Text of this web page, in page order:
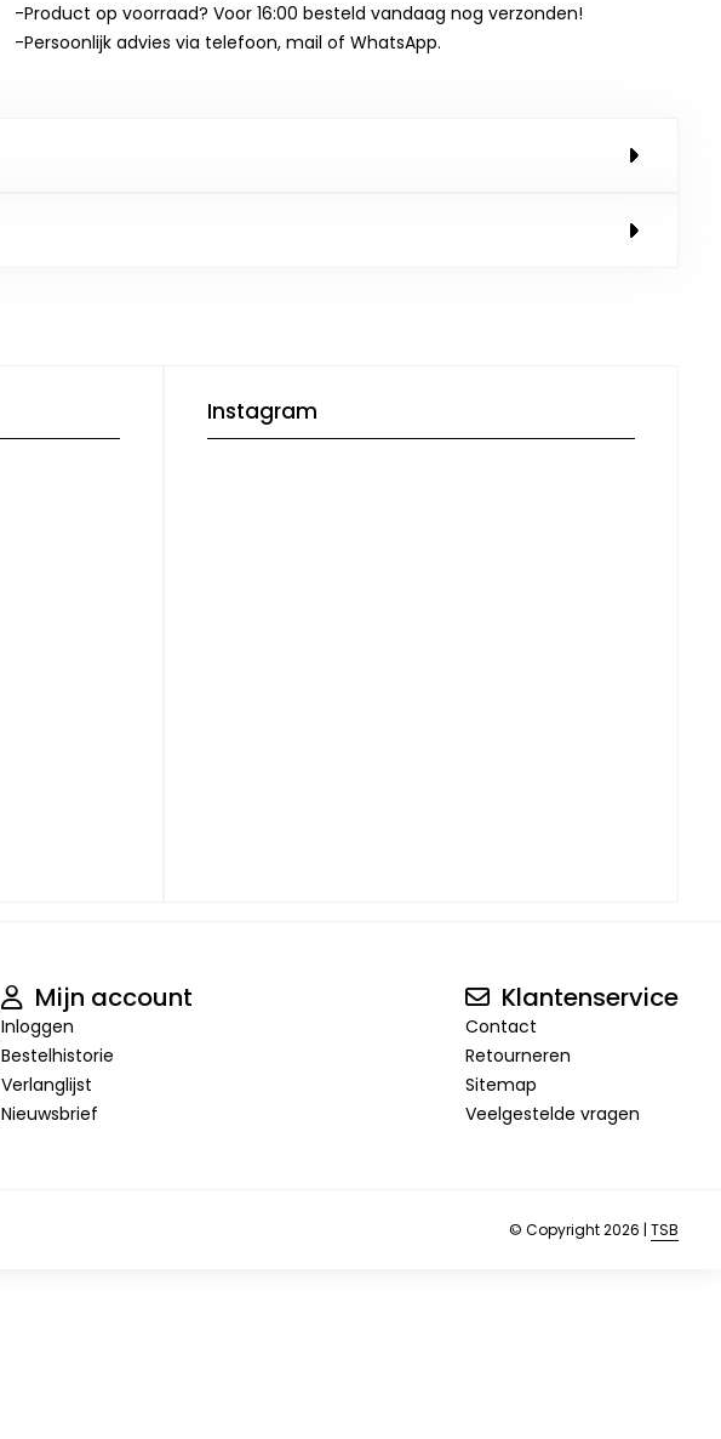
-Product op voorraad? Voor 16:00 besteld vandaag nog verzonden!
-Persoonlijk advies via telefoon, mail of WhatsApp.
Instagram
Mijn account
Inloggen
Bestelhistorie
Verlanglijst
Nieuwsbrief
Klantenservice
Contact
Retourneren
Sitemap
Veelgestelde vragen
© Copyright 2026 | TSB